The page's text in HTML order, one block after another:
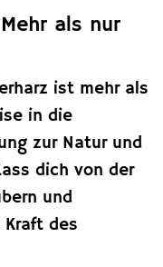
als nur
ist mehr als
in die
zur Natur und
dich von der
und
des